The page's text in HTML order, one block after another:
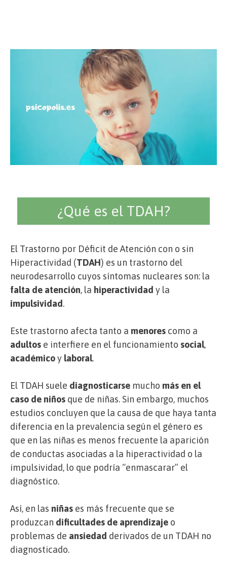
¿Qué es el TDAH?
El Trastorno por Déficit de Atención con o sin
Hiperactividad (TDAH) es un trastorno del
neurodesarrollo cuyos síntomas nucleares son: la
falta de atención, la hiperactividad y la
impulsividad.
Este trastorno afecta tanto a menores como a
adultos e interfiere en el funcionamiento social,
académicoy laboral.
El TDAH suele diagnosticarse mucho más en el
caso de niños que de niñas. Sin embargo, muchos
estudios concluyen que la causa de que haya tanta
diferencia en la prevalencia según el género es
que en las niñas es menos frecuente la aparición
de conductas asociadas a la hiperactividad o la
impulsividad, lo que podría “enmascarar” el
diagnóstico.
Así, en las niñas es más frecuente que se
produzcan dificultades de aprendizaje o
problemas de ansiedad derivados de un TDAH no
diagnosticado.